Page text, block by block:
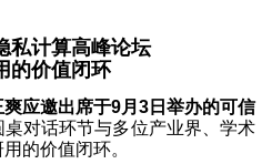
私计算高峰论坛
的价值闭环
应邀出席于9月3日举办的可信
桌对话环节与多位产业界、学术
的价值闭环。